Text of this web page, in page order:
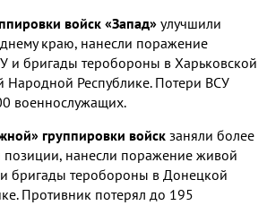
войск «Запад» улучшили
краю, нанесли поражение
и бригады теробороны в Харьковской
Народной Республике. Потери ВСУ
военнослужащих.
группировки войск заняли более
, нанесли поражение живой
бригады теробороны в Донецкой
. Противник потерял до 195